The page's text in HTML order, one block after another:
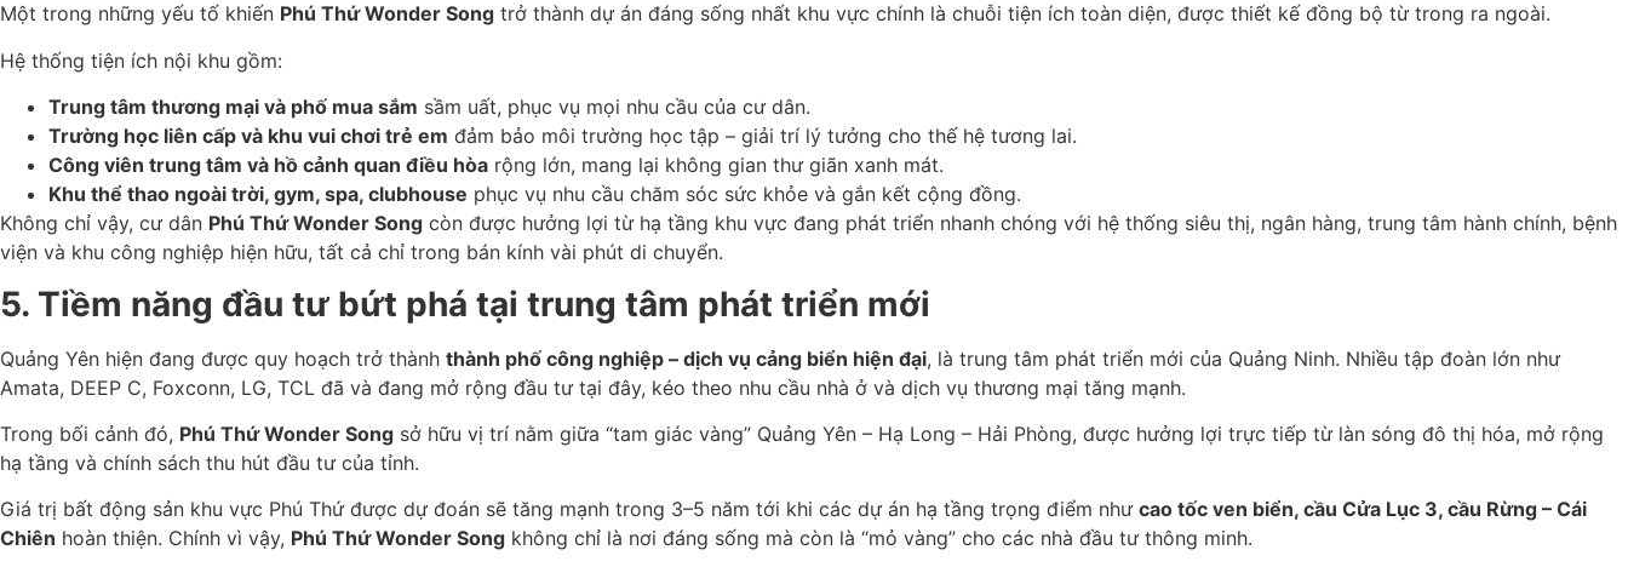
Một trong những yếu tố khiến Phú Thứ Wonder Song trở thành dự án đáng sống nhất khu vực chính là chuỗi tiện ích toàn diện, được thiết kế đồng bộ từ trong ra ngoài.
Hệ thống tiện ích nội khu gồm:
Trung tâm thương mại và phố mua sắm sầm uất, phục vụ mọi nhu cầu của cư dân.
Trường học liên cấp và khu vui chơi trẻ em đảm bảo môi trường học tập – giải trí lý tưởng cho thế hệ tương lai.
Công viên trung tâm và hồ cảnh quan điều hòa rộng lớn, mang lại không gian thư giãn xanh mát.
Khu thể thao ngoài trời, gym, spa, clubhouse phục vụ nhu cầu chăm sóc sức khỏe và gắn kết cộng đồng.
Không chỉ vậy, cư dân Phú Thứ Wonder Song còn được hưởng lợi từ hạ tầng khu vực đang phát triển nhanh chóng với hệ thống siêu thị, ngân hàng, trung tâm hành chính, bệnh
viện và khu công nghiệp hiện hữu, tất cả chỉ trong bán kính vài phút di chuyển.
5. Tiềm năng đầu tư bứt phá tại trung tâm phát triển mới
Quảng Yên hiện đang được quy hoạch trở thành thành phố công nghiệp – dịch vụ cảng biển hiện đại, là trung tâm phát triển mới của Quảng Ninh. Nhiều tập đoàn lớn như
Amata, DEEP C, Foxconn, LG, TCL đã và đang mở rộng đầu tư tại đây, kéo theo nhu cầu nhà ở và dịch vụ thương mại tăng mạnh.
Trong bối cảnh đó, Phú Thứ Wonder Song sở hữu vị trí nằm giữa “tam giác vàng” Quảng Yên – Hạ Long – Hải Phòng, được hưởng lợi trực tiếp từ làn sóng đô thị hóa, mở rộng
hạ tầng và chính sách thu hút đầu tư của tỉnh.
Giá trị bất động sản khu vực Phú Thứ được dự đoán sẽ tăng mạnh trong 3–5 năm tới khi các dự án hạ tầng trọng điểm như cao tốc ven biển, cầu Cửa Lục 3, cầu Rừng – Cái
Chiên hoàn thiện. Chính vì vậy, Phú Thứ Wonder Song không chỉ là nơi đáng sống mà còn là “mỏ vàng” cho các nhà đầu tư thông minh.